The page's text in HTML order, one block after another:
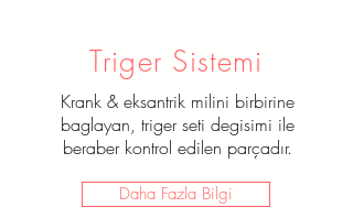
Fren Sistemi
Fren balataları, aracın fren ve
amortisörden olusan sisteminin en
önemli parçalarından biridir.
Daha Fazla Bilgi
Triger Sistemi
Krank & eksantrik milini birbirine
baglayan, triger seti degisimi ile
beraber kontrol edilen parçadır.
Daha Fazla Bilgi